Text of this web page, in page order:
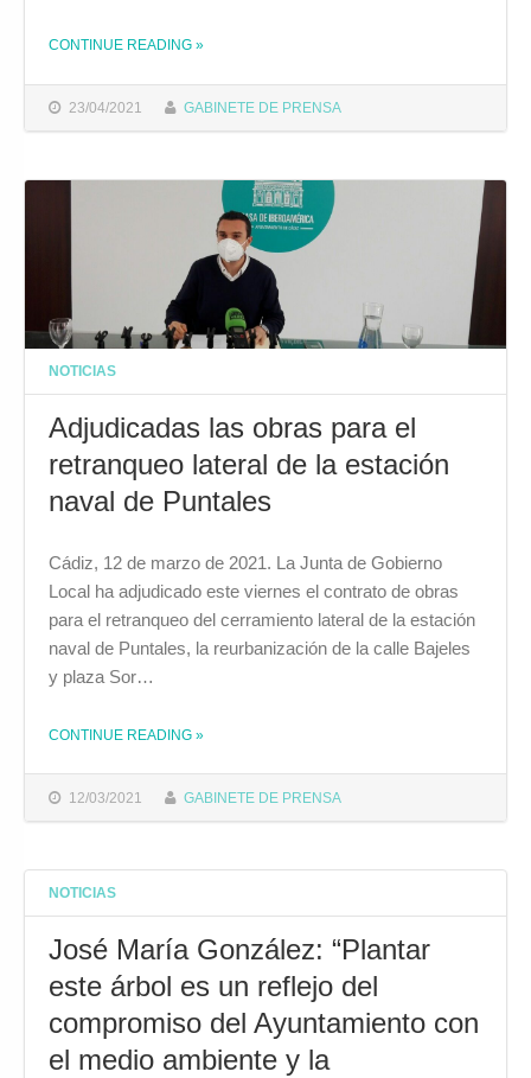
23/04/2021 GABINETE DE PRENSA
CONTINUE READING THE "LA JUNTA DE GOBIERNO ADJUDICA ACTUACIONES DE REPARACIÓN EN LOS COLEGIOS SANTA TERESA Y CAMPO DEL SUR"
»
NOTICIAS
Adjudicadas las obras para el
retranqueo lateral de la estación
naval de Puntales
12/03/2021 GABINETE DE PRENSA
Cádiz, 12 de marzo de 2021. La Junta de Gobierno
Local ha adjudicado este viernes el contrato de obras
para el retranqueo del cerramiento lateral de la estación
naval de Puntales, la reurbanización de la calle Bajeles
y plaza Sor…
CONTINUE READING THE "ADJUDICADAS LAS OBRAS PARA EL RETRANQUEO LATERAL DE LA ESTACIÓN NAVAL DE PUNTALES"
»
NOTICIAS
José María González: “Plantar
este árbol es un reflejo del
compromiso del Ayuntamiento con
el medio ambiente y la